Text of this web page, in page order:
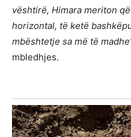
vështirë, Himara meriton
horizontal, të ketë
mbështetje sa më të
mbledhjes.